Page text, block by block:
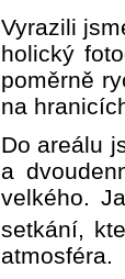
Vyrazili
holický
poměrně
na
Do areálu
a
velkého.
setkání,
atmosféra.